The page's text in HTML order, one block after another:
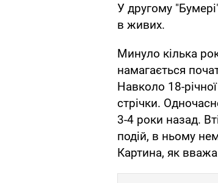
У другому
в живих.
Минуло кілька
намагається
Навколо 18-
стрічки.
3-4 роки назад.
подій, в ньому
Картина, як